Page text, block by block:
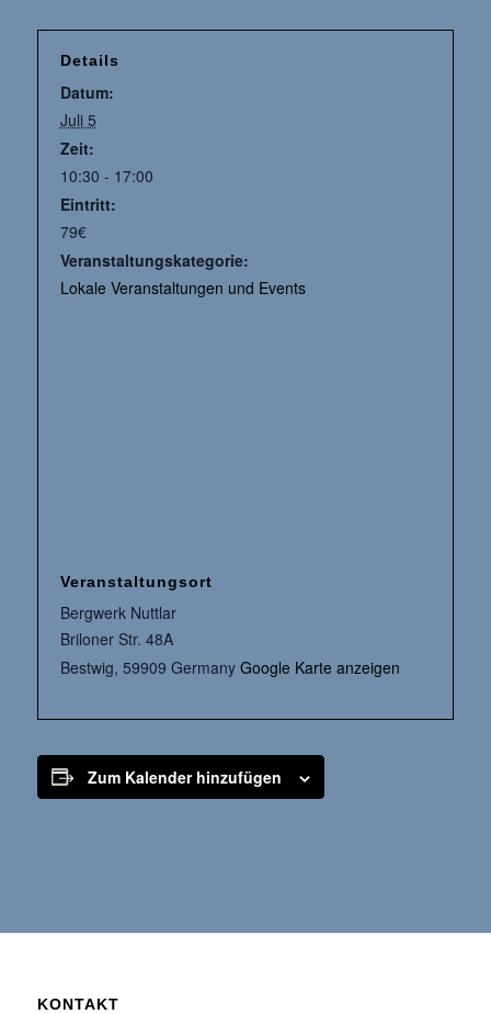
Details
Datum:
Juli 5
Zeit:
10:30 - 17:00
Eintritt:
79€
Veranstaltungskategorie:
Lokale Veranstaltungen und Events
Veranstaltungsort
Bergwerk Nuttlar
Briloner Str. 48A
Bestwig, 59909 Germany Google Karte anzeigen
Zum Kalender hinzufügen
KONTAKT